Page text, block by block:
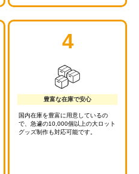
4
豊富な在庫で安心
国内在庫を豊富に用意しているの
で、急遽の10,000個以上の大ロット
グッズ制作も対応可能です。